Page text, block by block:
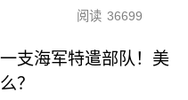
阅读 36699
支海军特遣部队！美
？